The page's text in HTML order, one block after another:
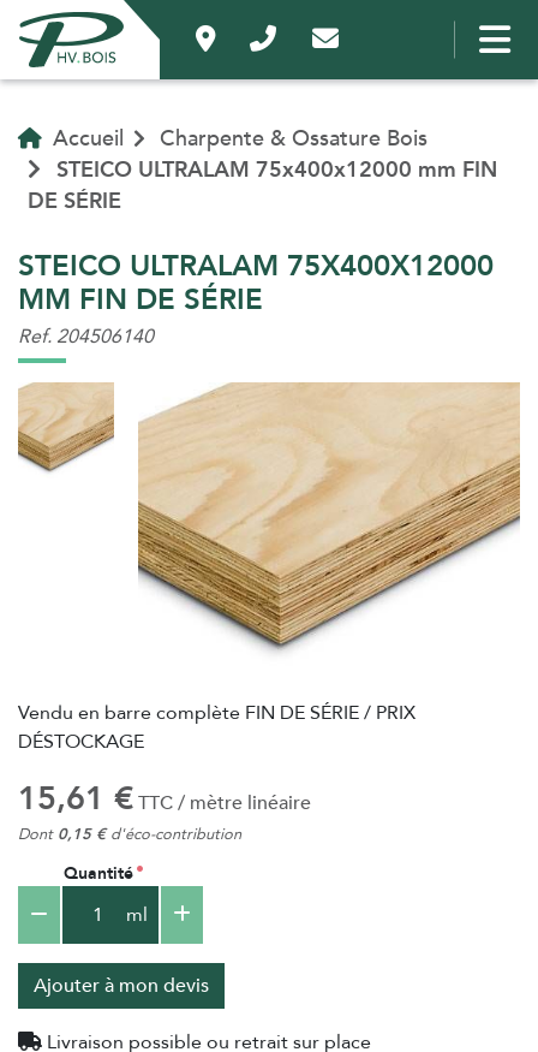
Accueil
Charpente & Ossature Bois
STEICO ULTRALAM 75x400x12000 mm FIN
DE SÉRIE
STEICO ULTRALAM 75X400X12000
MM FIN DE SÉRIE
Ref. 204506140
Vendu en barre complète FIN DE SÉRIE / PRIX
DÉSTOCKAGE
15,61 €TTC / mètre linéaire
Dont 0,15 €d'éco-contribution
Quantité
ml
Ajouter à mon devis
Livraison possible ou retrait sur place